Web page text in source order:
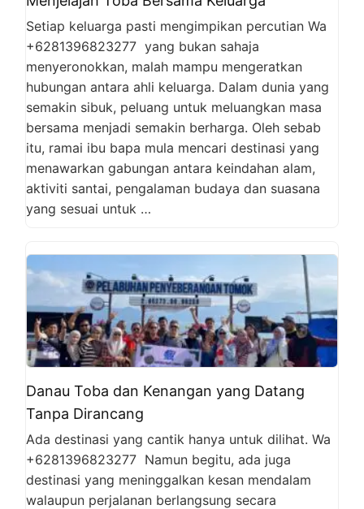
Setiap keluarga pasti mengimpikan percutian Wa
+6281396823277 yang bukan sahaja
menyeronokkan, malah mampu mengeratkan
hubungan antara ahli keluarga. Dalam dunia yang
semakin sibuk, peluang untuk meluangkan masa
bersama menjadi semakin berharga. Oleh sebab
itu, ramai ibu bapa mula mencari destinasi yang
menawarkan gabungan antara keindahan alam,
aktiviti santai, pengalaman budaya dan suasana
yang sesuai untuk …
Danau Toba dan Kenangan yang Datang
Tanpa Dirancang
Ada destinasi yang cantik hanya untuk dilihat. Wa
+6281396823277 Namun begitu, ada juga
destinasi yang meninggalkan kesan mendalam
walaupun perjalanan berlangsung secara